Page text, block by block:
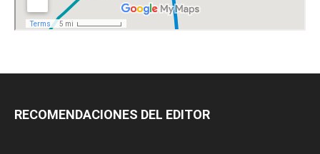
RECOMENDACIONES DEL EDITOR